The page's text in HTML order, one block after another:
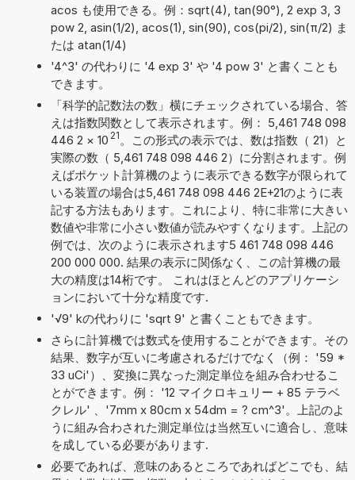
acos も使用できる。例：sqrt(4), tan(90°), 2 exp 3, 3
pow 2, asin(1/2), acos(1), sin(90), cos(pi/2), sin(π/2) ま
たは atan(1/4)
'4^3' の代わりに '4 exp 3' や '4 pow 3' と書くことも
できます。
「科学的記数法の数」横にチェックされている場合、答
えは指数関数として表示されます。例： 5,461 748 098
446 2 × 10 21 。この形式の表示では、数は指数（ 21）と
実際の数（ 5,461 748 098 446 2）に分割されます。例
えばポケット計算機のように表示できる数字が限られて
いる装置の場合は5,461 748 098 446 2E+21のように表
記する方法もあります。これにより、特に非常に大きい
数値や非常に小さい数値が読みやすくなります。上記の
例では、次のように表示されます5 461 748 098 446
200 000 000. 結果の表示に関係なく、この計算機の最
大の精度は14桁です。 これはほとんどのアプリケーシ
ョンにおいて十分な精度です.
'√9' kの代わりに 'sqrt 9' と書くこともできます。
さらに計算機では数式を使用することができます。その
結果、数字が互いに考慮されるだけでなく（例： '59 *
33 uCi'）、変換に異なった測定単位を組み合わせるこ
とができます。例： '12 マイクロキュリー + 85 テラベ
クレル' 、'7mm x 80cm x 54dm = ? cm^3'。上記のよ
うに組み合わされた測定単位は当然互いに適合し、意味
を成している必要があります.
必要であれば、意味のあるところであればどこでも、結